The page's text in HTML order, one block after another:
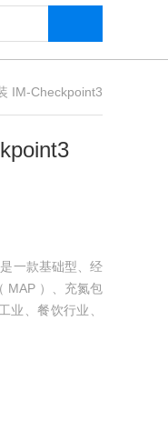
IM-Checkpoint3
款基础型、经
）、充氮包
、餐饮行业、